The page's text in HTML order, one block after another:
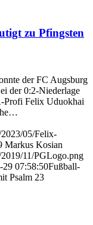
zu Pfingsten
der FC Augsburg
der 0:2-Niederlage
Profi Felix Uduokhai
05/Felix-
Markus Kosian
11/PGLogo.png
29 07:58:50Fußball-
Psalm 23